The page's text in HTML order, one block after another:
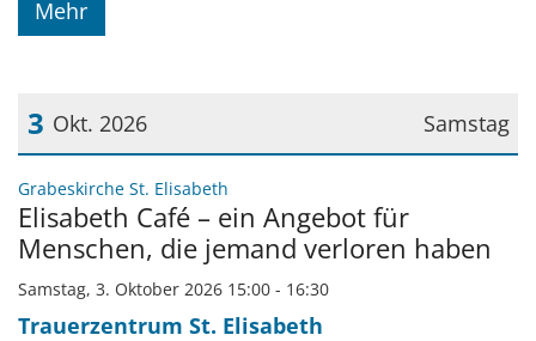
Mehr
Samstag
3 Okt. 2026
Datum: 3. Oktober 2026
Grabeskirche St. Elisabeth
Elisabeth Café – ein Angebot für
Menschen, die jemand verloren haben
Samstag, 3. Oktober 2026 15:00 - 16:30
Trauerzentrum St. Elisabeth